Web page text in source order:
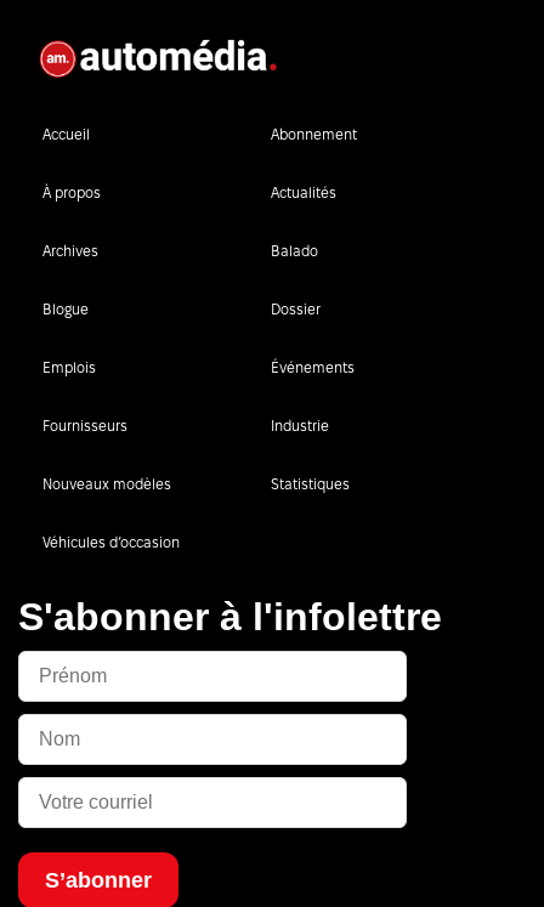
Accueil Abonnement
À propos Actualités
Archives Balado
Blogue Dossier
Emplois Événements
Fournisseurs Industrie
Nouveaux modèles Statistiques
Véhicules d’occasion
S'abonner à l'infolettre
S’abonner